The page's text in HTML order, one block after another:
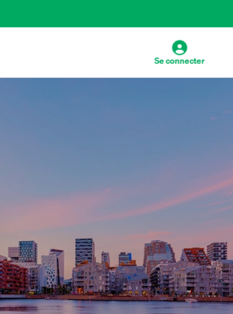
Se connecter